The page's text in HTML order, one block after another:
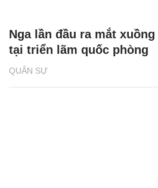
QUÂN SỰ
Nga lần đầu ra mắt
tại triển lãm quốc phòng